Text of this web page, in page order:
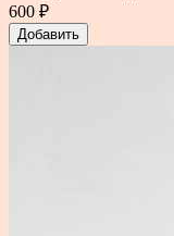
600 ₽
Добавить